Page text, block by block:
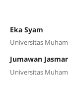
Eka Syam
Universitas
Jumawan
Universitas